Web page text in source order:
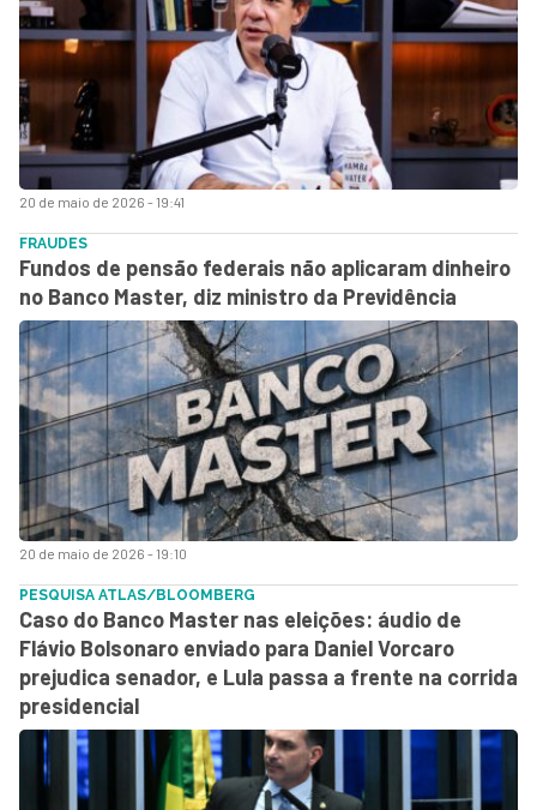
20 de maio de 2026 - 19:41
20 de maio de 2026 - 19:10
FRAUDES
Fundos de pensão federais não aplicaram dinheiro
no Banco Master, diz ministro da Previdência
PESQUISA ATLAS/BLOOMBERG
Caso do Banco Master nas eleições: áudio de
Flávio Bolsonaro enviado para Daniel Vorcaro
prejudica senador, e Lula passa a frente na corrida
presidencial